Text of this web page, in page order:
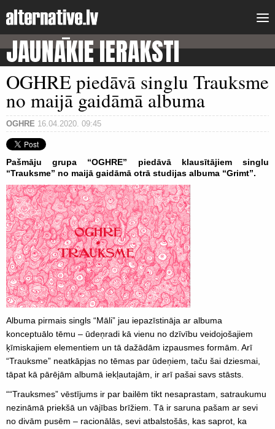
JAUNĀKIE IERAKSTI
OGHRE piedāvā singlu Trauksme
no maijā gaidāmā albuma
OGHRE 16.04.2020. 09:45
Pašmāju grupa “OGHRE” piedāvā klausītājiem singlu
“Trauksme” no maijā gaidāmā otrā studijas albuma “Grimt”.
Albuma pirmais singls “Māli” jau iepazīstināja ar albuma
konceptuālo tēmu – ūdeņradi kā vienu no dzīvību veidojošajiem
ķīmiskajiem elementiem un tā dažādām izpausmes formām. Arī
“Trauksme” neatkāpjas no tēmas par ūdeņiem, taču šai dziesmai,
tāpat kā pārējām albumā iekļautajām, ir arī pašai savs stāsts.
““Trauksmes” vēstījums ir par bailēm tikt nesaprastam, satraukumu
nezināmā priekšā un vājības brīžiem. Tā ir saruna pašam ar sevi
no divām pusēm – racionālās, sevi atbalstošās, kas saprot, ka